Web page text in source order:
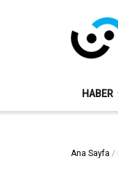
HABER
Ana Sayfa /